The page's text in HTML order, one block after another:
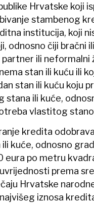
Hrvatske koji
stambenog
institucija, koji
odnosno čiji bračni
ili neformalni
stan ili kuću ili
stan ili kuću koju
stana ili kuće,
vlastitog
kredita
ili kuće, odnosno
eura po metru
prema
Hrvatske
iznosa